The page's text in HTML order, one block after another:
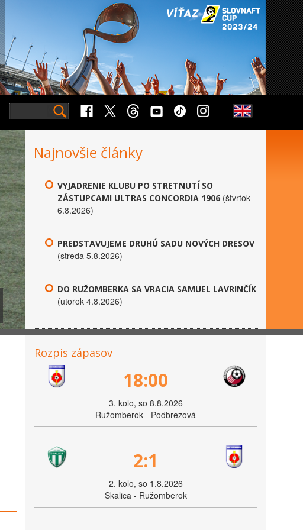
Najnovšie články
VYJADRENIE KLUBU PO STRETNUTÍ SO
ZÁSTUPCAMI ULTRAS CONCORDIA 1906 (štvrtok
6.8.2026)
PREDSTAVUJEME DRUHÚ SADU NOVÝCH DRESOV
(streda 5.8.2026)
DO RUŽOMBERKA SA VRACIA SAMUEL LAVRINČÍK
(utorok 4.8.2026)
Rozpis zápasov
18:00
3. kolo, so 8.8.2026
Ružomberok - Podbrezová
2:1
2. kolo, so 1.8.2026
Skalica - Ružomberok